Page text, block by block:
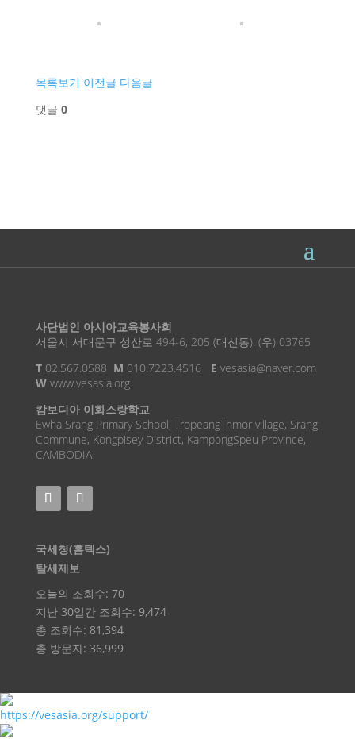
목록보기 이전글 다음글
댓글 0
사단법인 아시아교육봉사회
서울시 서대문구 성산로 494-6, 205 (대신동). (우) 03765
T02.567.0588 M 010.7223.4516 E vesasia@naver.com
Wwww.vesasia.org
캄보디아 이화스랑학교
Ewha Srang Primary School, TropeangThmor village, Srang
Commune, Kongpisey District, KampongSpeu Province,
CAMBODIA
국세청(홈텍스)
탈세제보
오늘의 조회수: 70
지난 30일간 조회수: 9,474
총 조회수: 81,394
총 방문자: 36,999